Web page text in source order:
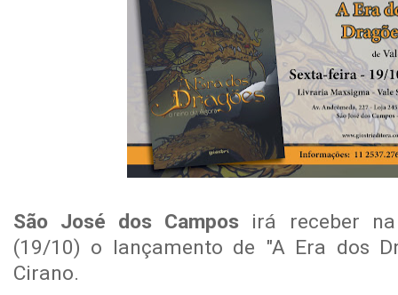
São José dos Campos irá receber
(19/10) o lançamento de "A Era dos
Cirano.